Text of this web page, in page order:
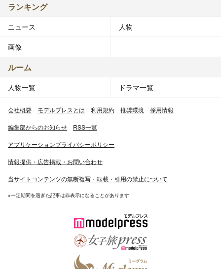
ランキング
ニュース 人物
画像
ルーム
人物一覧 ドラマ一覧
会社概要 モデルプレスとは 利用規約 推奨環境 採用情報
編集部からのお知らせ RSS一覧
アプリケーションプライバシーポリシー
情報提供・広告掲載・お問い合わせ
当サイトコンテンツの無断複写・転載・引用の禁止について
※一定期間を過ぎた記事は非表示になることがあります